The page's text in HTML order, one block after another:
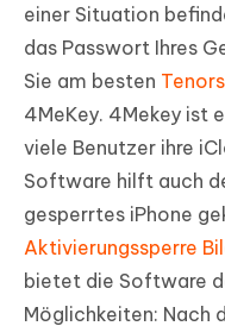
einer Situation
das Passwort Ihres
Sie am besten
4MeKey. 4Mekey ist
viele Benutzer ihre
Software hilft auch
gesperrtes iPhone
Aktivierungssperre
bietet die Software
Möglichkeiten: Nach